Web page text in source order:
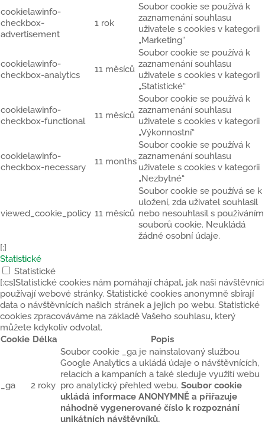
cookielawinfo-
checkbox-
advertisement
1 rok
Soubor cookie se používá k
zaznamenání souhlasu
uživatele s cookies v kategorii
„Marketing“
cookielawinfo-
checkbox-analytics
11 měsíců
Soubor cookie se používá k
zaznamenání souhlasu
uživatele s cookies v kategorii
„Statistické“
cookielawinfo-
checkbox-functional
11 měsíců
Soubor cookie se používá k
zaznamenání souhlasu
uživatele s cookies v kategorii
„Výkonnostní“
cookielawinfo-
checkbox-necessary
11 months
Soubor cookie se používá k
zaznamenání souhlasu
uživatele s cookies v kategorii
„Nezbytné“
viewed_cookie_policy 11 měsíců
Soubor cookie se používá se k
uložení, zda uživatel souhlasil
nebo nesouhlasil s používáním
souborů cookie. Neukládá
žádné osobní údaje.
[:]
Statistické
Statistické
[:cs]Statistické cookies nám pomáhají chápat, jak naši návštěvníci
používají webové stránky. Statistické cookies anonymně sbírají
data o návštěvnících našich stránek a jejich po webu. Statistické
cookies zpracováváme na základě Vašeho souhlasu, který
můžete kdykoliv odvolat.
Cookie Délka Popis
_ga 2 roky
Soubor cookie _ga je nainstalovaný službou
Google Analytics a ukládá údaje o návštěvnících,
relacích a kampaních a také sleduje využití webu
pro analytický přehled webu. Soubor cookie
ukládá informace ANONYMNĚ a přiřazuje
náhodně vygenerované číslo k rozpoznání
unikátních návštěvníků.